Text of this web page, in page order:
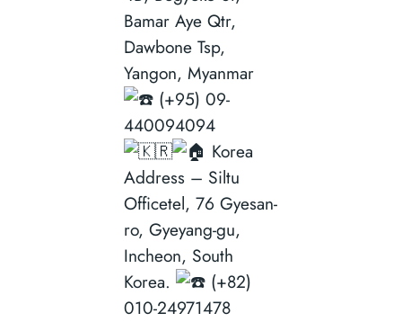
Bamar Aye Qtr,
Dawbone Tsp,
Yangon, Myanmar
(+95) 09-
440094094
Korea
Address – Siltu
Officetel, 76 Gyesan-
ro, Gyeyang-gu,
Incheon, South
Korea.
(+82)
010-24971478